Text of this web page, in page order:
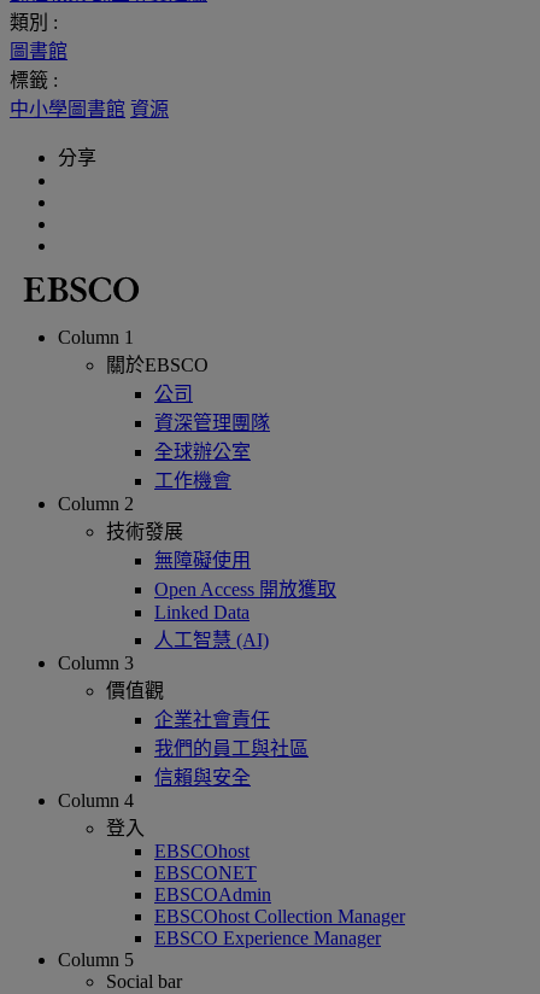
類別 :
圖書館
標籤 :
中小學圖書館 資源
分享
Column 1
關於EBSCO
公司
資深管理團隊
全球辦公室
工作機會
Column 2
技術發展
無障礙使用
Open Access 開放獲取
Linked Data
人工智慧 (AI)
Column 3
價值觀
企業社會責任
我們的員工與社區
信賴與安全
Column 4
登入
EBSCOhost
EBSCONET
EBSCOAdmin
EBSCOhost Collection Manager
EBSCO Experience Manager
Column 5
Social bar